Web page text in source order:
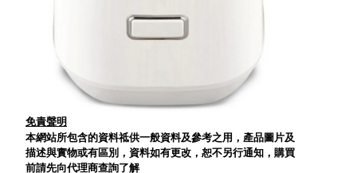
免責聲明
本網站所包含的資料祗供一般資料及參考之用，產品圖片及
描述與實物或有區別，資料如有更改，恕不另行通知，購買
前請先向代理商查詢了解